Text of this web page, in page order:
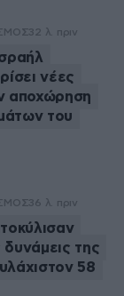
32 λ. πριν
νέες
αποχώρηση
του
36 λ. πριν
δυνάμεις της
58